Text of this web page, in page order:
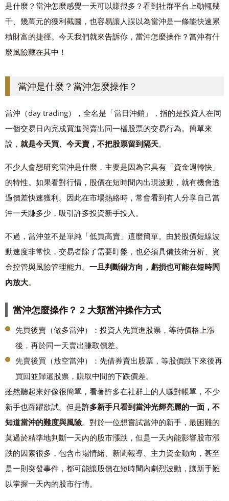
是什麼？當沖怎麼感覺一天可以賺很多？看到社群平台上動輒幾
千、幾萬元的獲利截圖，也容易讓人誤以為當沖是一條能快速累
積財富的捷徑。今天我們就來告訴你，當沖怎麼操作？當沖有什
麼風險藏在其中！
當沖是什麼？當沖怎麼操作？
當沖（day trading），全名是「當日沖銷」，指的是投資人在同
一個交易日內完成買進與賣出同一檔股票的交易行為。簡單來
說， 就是今天買、今天賣，不把股票留到隔天。
不少人會想研究當沖是什麼，主要是因為它具有「資金週轉快」
的特性。如果看對行情，股價在短時間內出現波動，就有機會透
過價差快速獲利。因此在市場熱絡時，常會看到有人分享自己當
沖一天賺多少，吸引許多投資新手投入。
不過，當沖並不是單純「低買高賣」這麼簡單。由於股價短線波
動速度非常快，交易者除了需要盯盤，也必須具備技術分析、資
金控管與風險管理能力。 一旦判斷錯方向，虧損也可能在短時間
內放大。
當沖怎麼操作？ 2 大類當沖操作方式
先買後賣（做多當沖）：投資人先買進股票，等待價格上漲
後，再於同一天賣出賺取價差。
先賣後買（放空當沖）：先借券賣出股票，等股價跌下來後再
買回並歸還股票，賺取中間的下跌價差。
雖然聽起來好像很簡單，看著許多在社群上的人曬對帳單，不少
新手也躍躍欲試。但是許多新手只看到當沖光輝亮麗的一面，不
知道當沖的難度與風險。對於一位想嘗試當沖的新手，最困難的
莫過於精準地判斷一天內的股市漲跌，但是一天內能影響股市漲
跌的因素很多，包含市場情緒、新聞報導、主力資金動向，甚至
是一則突發事件，都可能讓股價在短時間內劇烈波動，讓新手難
以掌握一天內的股市行情。